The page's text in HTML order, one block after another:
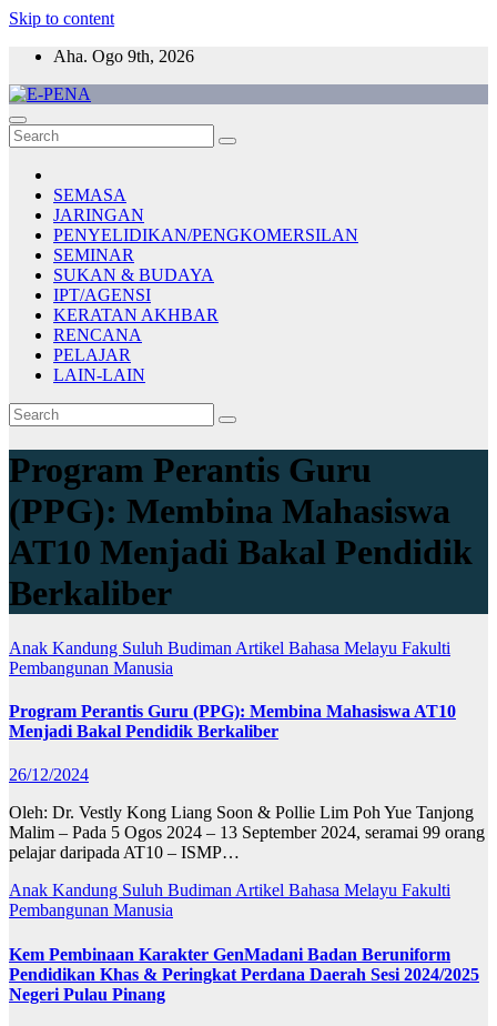
Skip to content
Aha. Ogo 9th, 2026
E-PENA
Berita Digital Terkini
SEMASA
JARINGAN
PENYELIDIKAN/PENGKOMERSILAN
SEMINAR
SUKAN & BUDAYA
IPT/AGENSI
KERATAN AKHBAR
RENCANA
PELAJAR
LAIN-LAIN
Program Perantis Guru
(PPG): Membina Mahasiswa
AT10 Menjadi Bakal Pendidik
Berkaliber
Anak Kandung Suluh Budiman Artikel Bahasa Melayu Fakulti
Pembangunan Manusia
Program Perantis Guru (PPG): Membina Mahasiswa AT10
Menjadi Bakal Pendidik Berkaliber
26/12/2024
Oleh: Dr. Vestly Kong Liang Soon & Pollie Lim Poh Yue Tanjong
Malim – Pada 5 Ogos 2024 – 13 September 2024, seramai 99 orang
pelajar daripada AT10 – ISMP…
Anak Kandung Suluh BudimanArtikel Bahasa Melayu Fakulti
Pembangunan Manusia
Kem Pembinaan Karakter GenMadani Badan Beruniform
Pendidikan Khas & Peringkat Perdana Daerah Sesi 2024/2025
Negeri Pulau Pinang